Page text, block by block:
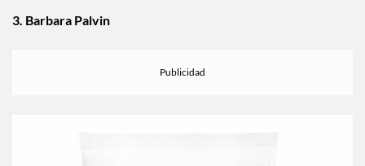
3. Barbara Palvin